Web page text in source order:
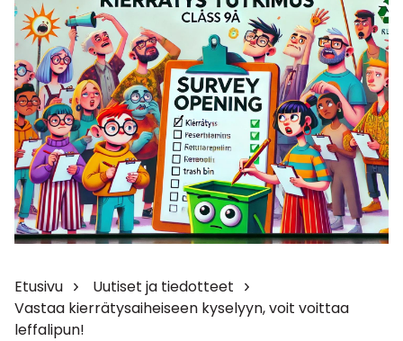
Etusivu
Uutiset ja tiedotteet
Vastaa kierrätysaiheiseen kyselyyn, voit voittaa
leffalipun!